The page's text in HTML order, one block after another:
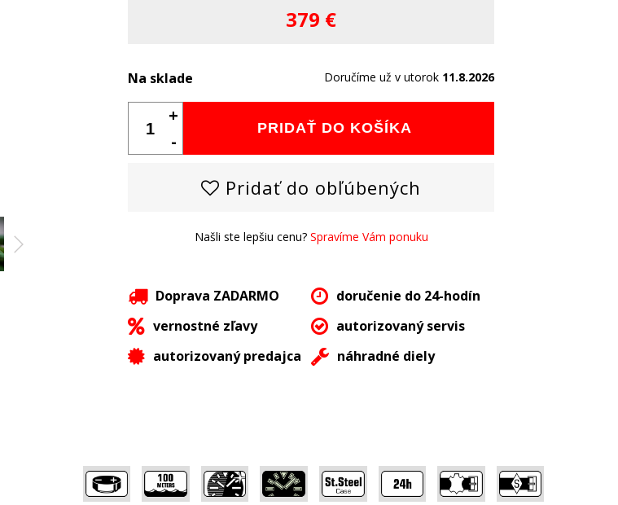
379 €
Na sklade Doručíme už v utorok 11.8.2026
PRIDAŤ DO KOŠÍKA
+
-
Pridať do obľúbených
Našli ste lepšiu cenu? Spravíme Vám ponuku
Doprava ZADARMO
doručenie do 24-hodín
vernostné zľavy
autorizovaný servis
autorizovaný predajca
náhradné diely